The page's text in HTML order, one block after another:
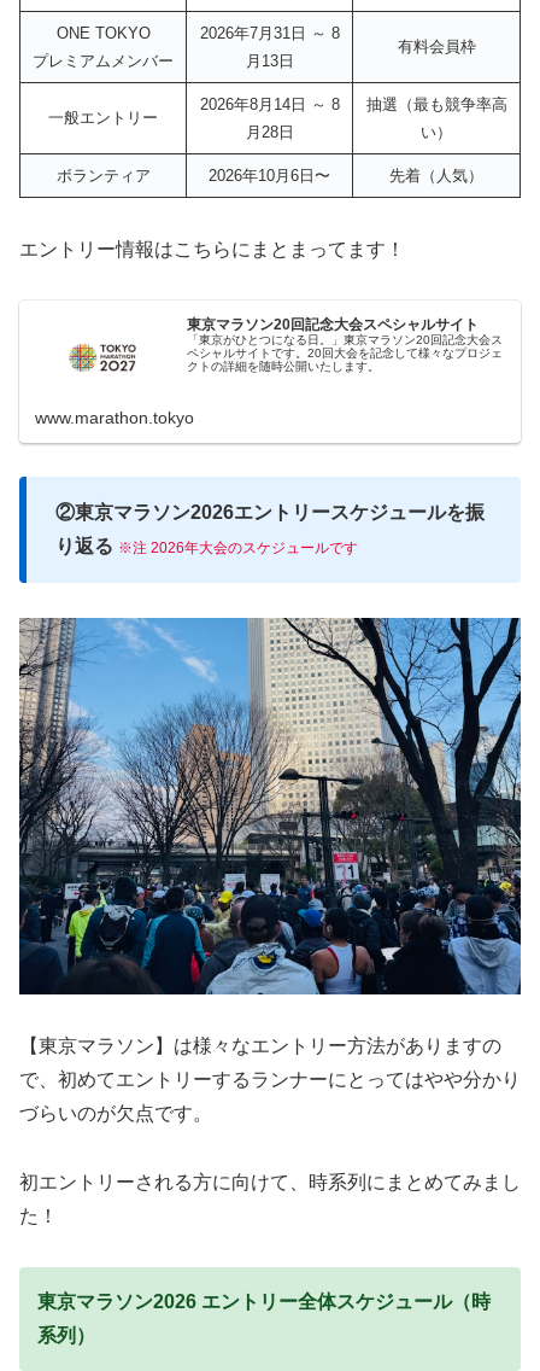
ONE TOKYO
プレミアムメンバー
2026年7月31日 ～ 8
月13日
有料会員枠
一般エントリー
2026年8月14日 ～ 8
月28日
抽選（最も競争率高
い）
ボランティア 2026年10月6日〜 先着（人気）
エントリー情報はこちらにまとまってます！
東京マラソン20回記念大会スペシャルサイト
「東京がひとつになる日。」東京マラソン20回記念大会ス
ペシャルサイトです。20回大会を記念して様々なプロジェ
クトの詳細を随時公開いたします。
www.marathon.tokyo
②東京マラソン2026エントリースケジュールを振
り返る ※注 2026年大会のスケジュールです
【東京マラソン】は様々なエントリー方法がありますの
で、初めてエントリーするランナーにとってはやや分かり
づらいのが欠点です。
初エントリーされる方に向けて、時系列にまとめてみまし
た！
東京マラソン2026 エントリー全体スケジュール（時
系列）